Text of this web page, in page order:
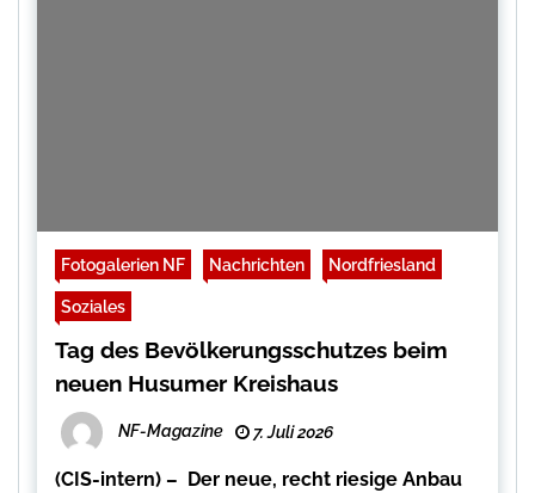
Fotogalerien NF Nachrichten Nordfriesland
Soziales
Tag des Bevölkerungsschutzes beim
neuen Husumer Kreishaus
NF-Magazine 7. Juli 2026
(CIS-intern) – Der neue, recht riesige Anbau